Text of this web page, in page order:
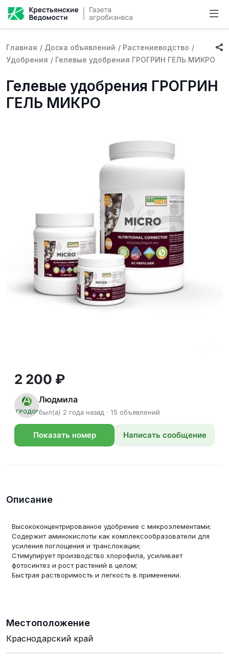
Главная / Доска объявлений / Растениеводство /
Удобрения / Гелевые удобрения ГРОГРИН ГЕЛЬ МИКРО
Гелевые удобрения ГРОГРИН
ГЕЛЬ МИКРО
2 200 ₽
Людмила
был(а) 2 года назад · 15 объявлений
Показать номер Написать сообщение
Описание
Высококонцентрированное удобрение с микроэлементами;
Содержит аминокислоты как комплексообразователи для
усиления поглощения и транслокации;
Стимулирует производство хлорофила, усиливает
фотосинтез и рост растений в целом;
Быстрая растворимость и легкость в применении.
Местоположение
Краснодарский край